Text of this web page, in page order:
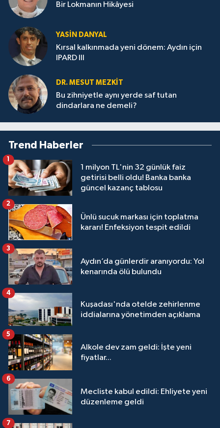
Bir Lokmanın Hikâyesi
YASIN DANYAL
Kırsal kalkınmada yeni dönem: Aydın için
IPARD III
DR. MESUT MEZKIT
Bu zihniyetle aynı yerde saf tutan
dindarlara ne demeli?
Trend Haberler
1 milyon TL'nin 32 günlük faiz
getirisi belli oldu! Banka banka
güncel kazanç tablosu
1
Ünlü sucuk markası için toplatma
kararı! Enfeksiyon tespit edildi
2
Aydın’da günlerdir aranıyordu: Yol
kenarında ölü bulundu
3
Kuşadası'nda otelde zehirlenme
iddialarına yönetimden açıklama
4
Alkole dev zam geldi: İşte yeni
fiyatlar...
5
Mecliste kabul edildi: Ehliyete yeni
düzenleme geldi
6
7